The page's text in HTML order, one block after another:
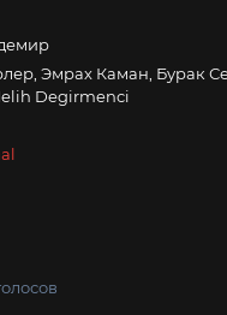
Эмрах Каман, Бурак
Degirmenci